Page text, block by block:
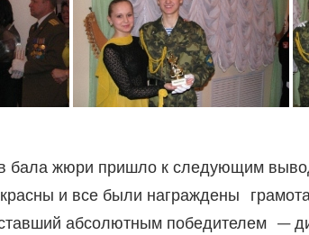
бала жюри пришло к следующим
и все были награждены
абсолютным победителем —